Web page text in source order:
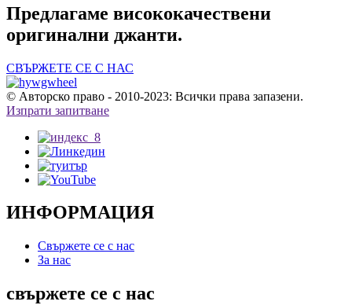
Предлагаме висококачествени
оригинални джанти.
СВЪРЖЕТЕ СЕ С НАС
© Авторско право - 2010-2023: Всички права запазени.
Изпрати запитване
ИНФОРМАЦИЯ
Свържете се с нас
За нас
свържете се с нас